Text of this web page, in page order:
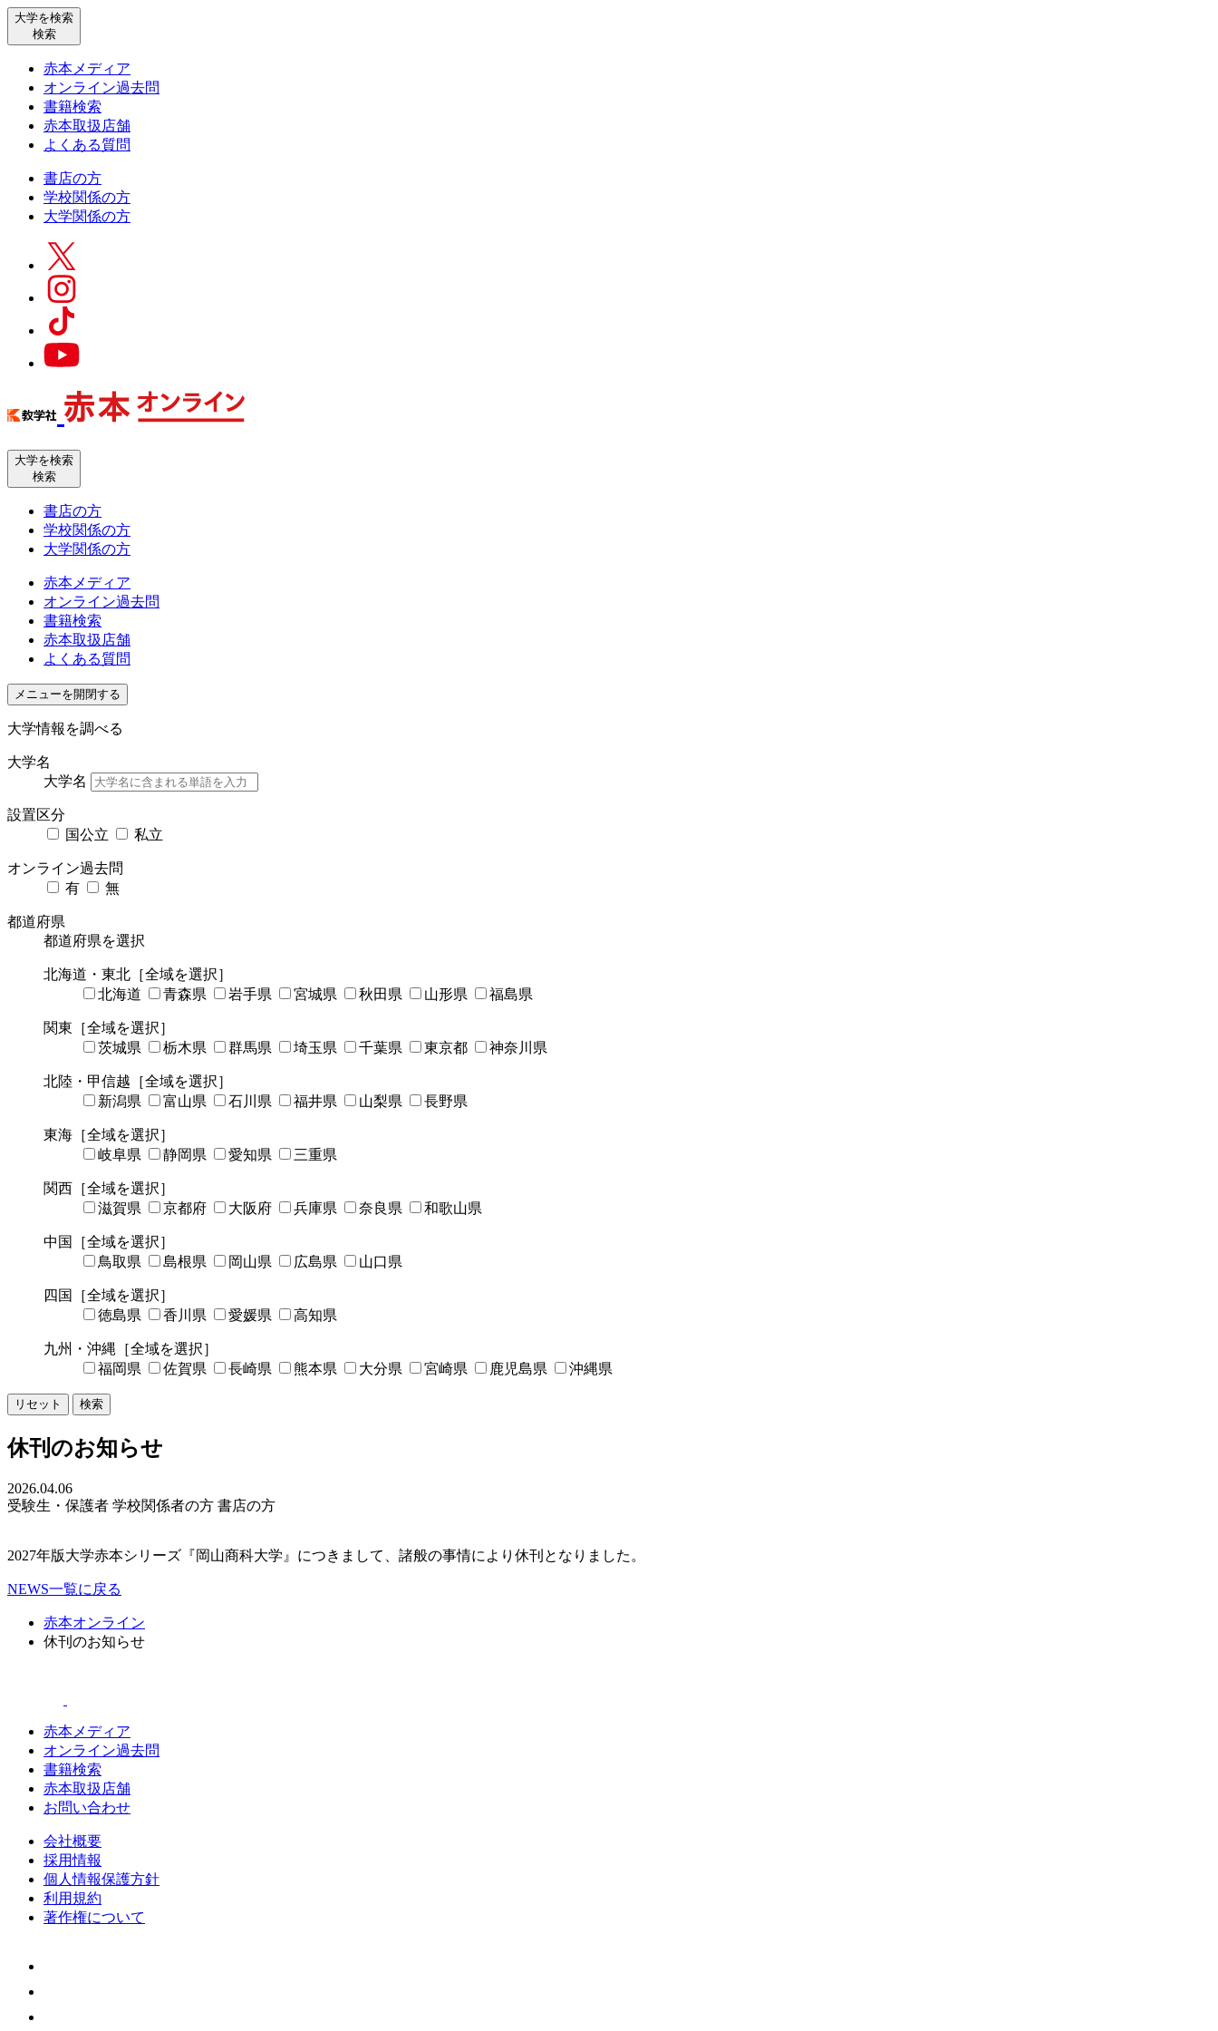
大学を検索
検索
赤本メディア
オンライン過去問
書籍検索
赤本取扱店舗
よくある質問
書店の方
学校関係の方
大学関係の方
大学を検索
検索
書店の方
学校関係の方
大学関係の方
赤本メディア
オンライン過去問
書籍検索
赤本取扱店舗
よくある質問
メニューを開閉する
大学情報を調べる
大学名
大学名
設置区分
国公立
私立
オンライン過去問
有
無
都道府県
都道府県を選択
北海道・東北 ［全域を選択］
北海道
青森県 岩手県 宮城県 秋田県 山形県 福島県
関東 ［全域を選択］
茨城県
栃木県 群馬県 埼玉県 千葉県 東京都 神奈川県
北陸・甲信越 ［全域を選択］
新潟県
富山県 石川県 福井県 山梨県 長野県
東海 ［全域を選択］
岐阜県
静岡県 愛知県 三重県
関西 ［全域を選択］
滋賀県
京都府 大阪府 兵庫県 奈良県 和歌山県
中国
［全域を選択］
鳥取県
島根県 岡山県 広島県 山口県
四国
［全域を選択］
徳島県
香川県 愛媛県 高知県
九州・沖縄 ［全域を選択］
福岡県
佐賀県 長崎県 熊本県 大分県 宮崎県 鹿児島県 沖縄県
リセット 検索
休刊のお知らせ
2026.04.06
受験生・保護者 学校関係者の方 書店の方
2027年版大学赤本シリーズ『岡山商科大学』につきまして、諸般の事情により休刊となりました。
NEWS一覧に戻る
赤本オンライン
休刊のお知らせ
赤本メディア
オンライン過去問
書籍検索
赤本取扱店舗
お問い合わせ
会社概要
採用情報
個人情報保護方針
利用規約
著作権について